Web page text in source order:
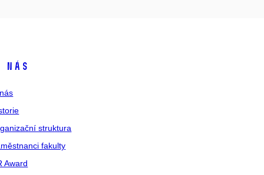
nás
struktura
fakulty
Award